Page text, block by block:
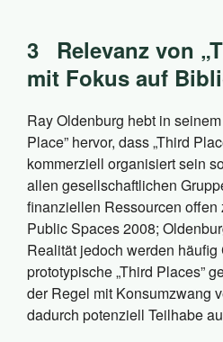
3
Relevanz von
mit Fokus auf
Ray Oldenburg hebt in
Place” hervor, dass „Third
kommerziell organisiert sein
allen gesellschaftlichen
finanziellen Ressourcen offen
Public Spaces 2008;
Realität jedoch werden
prototypische „Third Places”
der Regel mit Konsumzwang
dadurch potenziell Teilhabe